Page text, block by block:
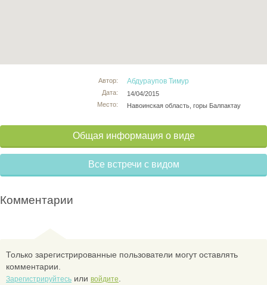
Автор:
Дата:
Место:
Абдураупов Тимур
14/04/2015
Навоинская область, горы Балпактау
Общая информация о виде
Все встречи с видом
Комментарии
Только зарегистрированные пользователи могут оставлять
комментарии.
Зарегистрируйтесь или войдите